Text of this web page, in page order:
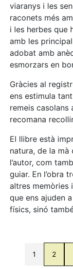
viaranys i les
raconets més
i les herbes que
amb les
adobat amb
esmorzars en
Gràcies al
ens estimula
remeis casolans
recomana
El llibre està
natura, de la mà
l’autor, com
guiar. En l’obra
altres memòries
que ens ajuden
físics, sinó
1 2